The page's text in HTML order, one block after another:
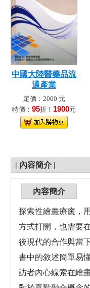
中國大陸醫藥品流
通產業
定價：2000 元
特價： 95折！ 1900元
| 內容簡介 |
內容簡介
探索性繪畫療癒，
方式打開，也需要
後現代的合作與當
書中的敘述簡單易
訪者內心線索在繪